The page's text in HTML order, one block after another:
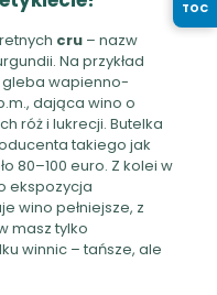
cru– nazw
Na przykład
wapienno-
dająca wino o
róż i lukrecji. Butelka
takiego jak
80–100 euro. Z kolei w
ekspozycja
wino pełniejsze, z
masz tylko
winnic – tańsze, ale
TOC